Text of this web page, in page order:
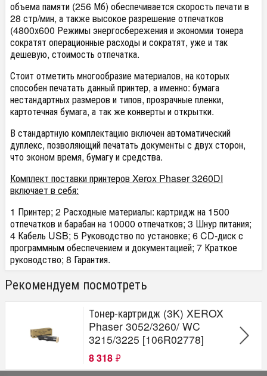
объема памяти (256 Мб) обеспечивается скорость печати в
28 стр/мин, а также высокое разрешение отпечатков
(4800х600 Режимы энергосбережения и экономии тонера
сократят операционные расходы и сократят, уже и так
дешевую, стоимость отпечатка.
Стоит отметить многообразие материалов, на которых
способен печатать данный принтер, а именно: бумага
нестандартных размеров и типов, прозрачные пленки,
картотечная бумага, а так же конверты и открытки.
В стандартную комплектацию включен автоматический
дуплекс, позволяющий печатать документы с двух сторон,
что эконом время, бумагу и средства.
Комплект поставки принтеров Xerox Phaser 3260DI
включает в себя:
1 Принтер; 2 Расходные материалы: картридж на 1500
отпечатков и барабан на 10000 отпечатков; 3 Шнур питания;
4 Кабель USB; 5 Руководство по установке; 6 CD-диск с
программным обеспечением и документацией; 7 Краткое
руководство; 8 Гарантия.
Рекомендуем посмотреть
Тонер-картридж (3K) XEROX
Phaser 3052/3260/ WC
3215/3225 [106R02778]
8 318 ₽